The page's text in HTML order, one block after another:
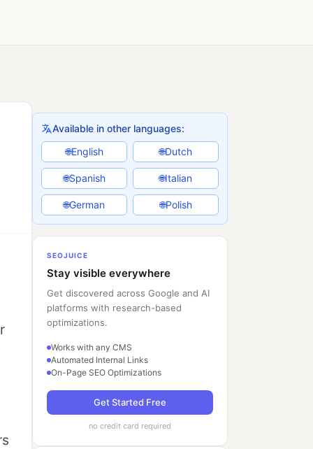
Available in other languages:
🌐English 🌐Dutch
🌐Spanish 🌐Italian
🌐German 🌐Polish
SEOJUICE
Stay visible everywhere
Get discovered across Google and AI
platforms with research-based
optimizations.
Works with any CMS
Automated Internal Links
On-Page SEO Optimizations
Get Started Free
no credit card required